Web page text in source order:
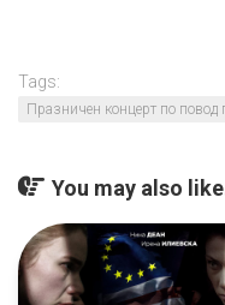
Tags:
Празничен концерт по повод
You may also